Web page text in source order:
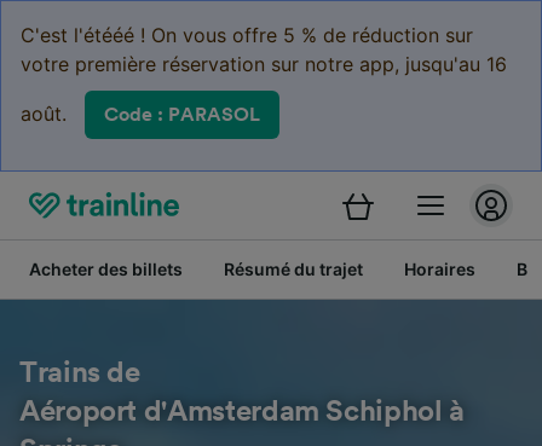
C'est l'étééé ! On vous offre 5 % de réduction sur
votre première réservation sur notre app, jusqu'au 16
août. Code : PARASOL
Acheter des billets Résumé du trajet Horaires
Trains de
Aéroport d'Amsterdam Schiphol à